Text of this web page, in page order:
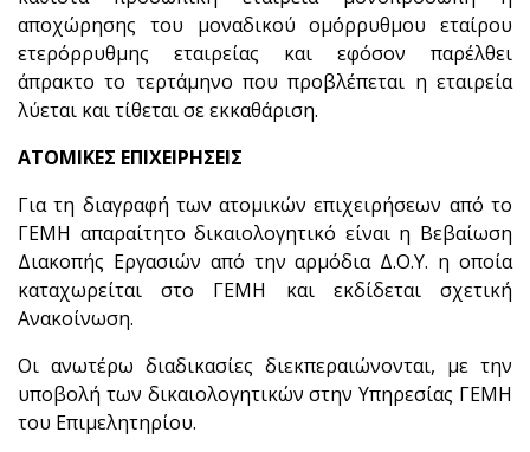
αποχώρησης του μοναδικού ομόρρυθμου εταίρου
ετερόρρυθμης εταιρείας και εφόσον παρέλθει
άπρακτο το τερτάμηνο που προβλέπεται η εταιρεία
λύεται και τίθεται σε εκκαθάριση.
ΑΤΟΜΙΚΕΣ ΕΠΙΧΕΙΡΗΣΕΙΣ
Για τη διαγραφή των ατομικών επιχειρήσεων από το
ΓΕΜΗ απαραίτητο δικαιολογητικό είναι η Βεβαίωση
Διακοπής Εργασιών από την αρμόδια Δ.Ο.Υ. η οποία
καταχωρείται στο ΓΕΜΗ και εκδίδεται σχετική
Ανακοίνωση.
Οι ανωτέρω διαδικασίες διεκπεραιώνονται, με την
υποβολή των δικαιολογητικών στην Υπηρεσίας ΓΕΜΗ
του Επιμελητηρίου.